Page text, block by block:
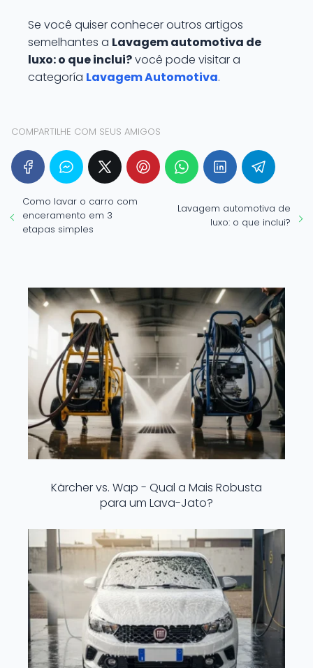
Se você quiser conhecer outros artigos
semelhantes a Lavagem automotiva de
luxo: o que inclui?você pode visitar a
categoría Lavagem Automotiva.
COMPARTILHE COM SEUS AMIGOS
Como lavar o carro com
enceramento em 3
etapas simples
Lavagem automotiva de
luxo: o que inclui?
Kärcher vs. Wap - Qual a Mais Robusta
para um Lava-Jato?